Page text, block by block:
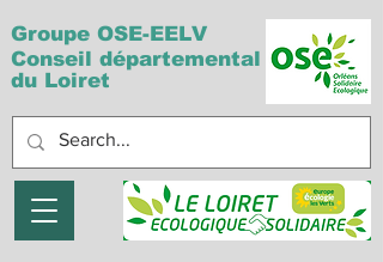
Groupe OSE-EELV
Conseil départemental
du Loiret